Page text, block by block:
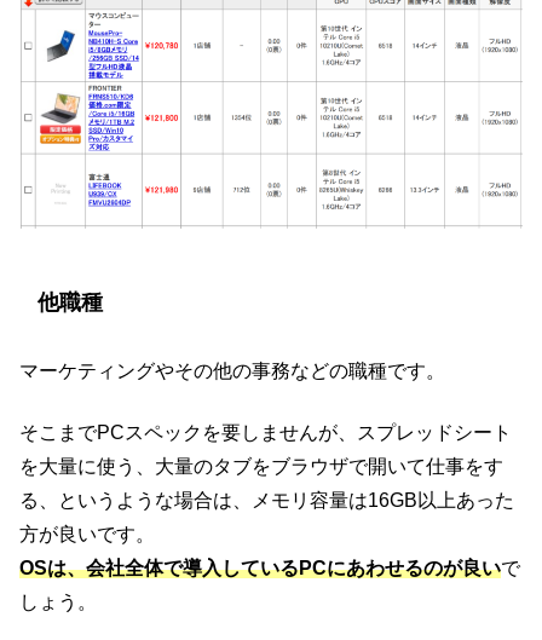
他職種
マーケティングやその他の事務などの職種です。
そこまでPCスペックを要しませんが、スプレッドシート
を大量に使う、大量のタブをブラウザで開いて仕事をす
る、というような場合は、メモリ容量は16GB以上あった
方が良いです。
OSは、会社全体で導入しているPCにあわせるのが良いで
しょう。